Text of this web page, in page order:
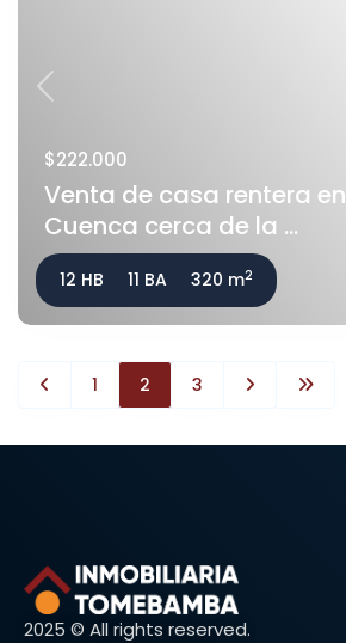
Previous
$222.000
Venta de casa rentera en
Cuenca cerca de la ...
12 HB 11 BA 320 m2
1 2 3
2025 © All rights reserved.